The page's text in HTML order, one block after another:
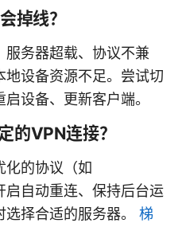
掉线？
服务器超载、协议不兼
设备资源不足。尝试切
设备、更新客户端。
的VPN连接？
化的协议（如
自动重连、保持后台运
择合适的服务器。 梯